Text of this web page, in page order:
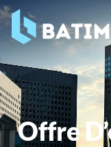
TCE
Offre